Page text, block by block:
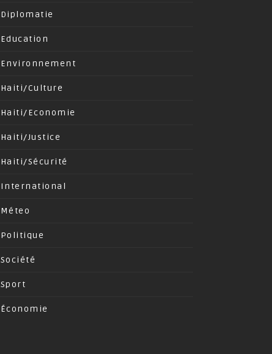
Diplomatie
Education
Environnement
Haiti/Culture
Haiti/Economie
Haiti/Justice
Haiti/Sécurité
International
Méteo
Politique
Société
Sport
Économie